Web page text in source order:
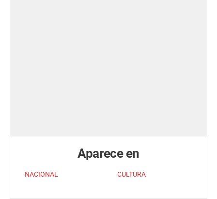
Aparece en
NACIONAL CULTURA